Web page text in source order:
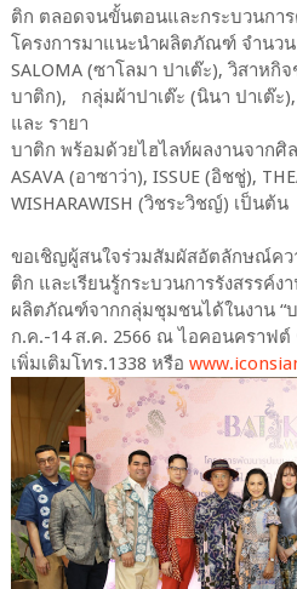
ติก ตลอดจนขั้นตอนและกระบวนกา
โครงการมาแนะนำผลิตภัณฑ์ จำนวน
SALOMA (ซาโลมา ปาเต๊ะ), วิสาห
บาติก), กลุ่มผ้าปาเต๊ะ (นินา ปาเต๊ะ
และ รายา
บาติก พร้อมด้วยไฮไลท์ผลงานจากศิ
ASAVA (อาซาว่า), ISSUE (อิชชู่),
WISHARAWISH (วิชระวิชญ์) เป็นต้น
ขอเชิญผู้สนใจร่วมสัมผัสอัตลักษณ์คว
ติก และเรียนรู้กระบวนการรังสรรค์
ผลิตภัณฑ์จากกลุ่มชุมชนได้ในงาน “บ
ก.ค.-14 ส.ค. 2566 ณ ไอคอนคราฟ
เพิ่มเติมโทร.1338 หรือ